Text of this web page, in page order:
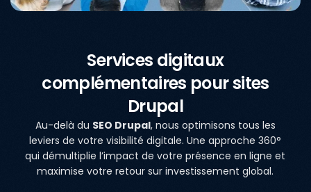
Services digitaux
complémentaires pour sites
Drupal
Au-delà du SEO Drupal, nous optimisons tous les
leviers de votre visibilité digitale. Une approche 360°
qui démultiplie l’impact de votre présence en ligne et
maximise votre retour sur investissement global.